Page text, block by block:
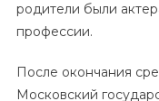
родители были
профессии.
После окончания
Московский